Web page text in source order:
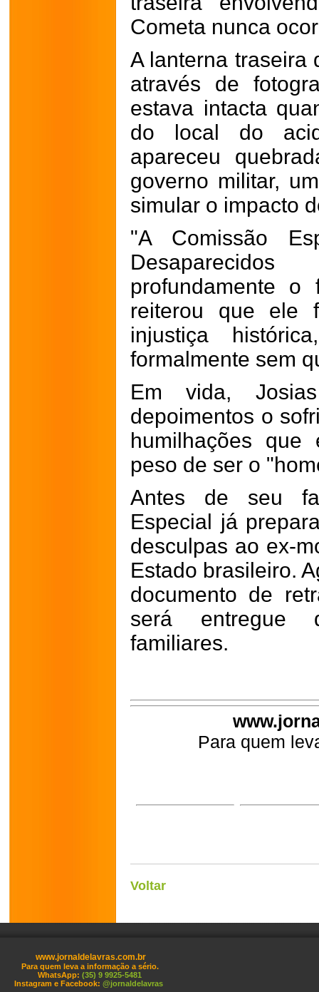
Cometa nunca
A lanterna traseira
através de
estava intacta
do local do
apareceu
governo militar,
simular o impacto
"A Comissão
profundamente
reiterou que ele
injustiça
formalmente sem
Em vida,
depoimentos o
humilhações
peso de ser o
Antes de seu
Especial já
desculpas ao ex-
Estado brasileiro.
documento de
será entregue
familiares.
Para quem
Voltar
www.jornaldelavras.com.br
Para quem leva a informação a sério.
WhatsApp: (35) 9 9925-5481
Instagram e Facebook: @jornaldelavras